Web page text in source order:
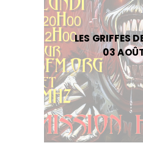
LES GRIFFES
03